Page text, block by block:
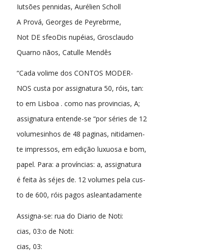
Iutsões pennidas, Aurélien Scholl
A Prová, Georges de Peyrebrme,
Not DE sfeoDis nupéias, Grosclaudo
Quarno nãos, Catulle Mendês
“Cada volime dos CONTOS MODER-
NOS custa por assignatura 50, róis, tan:
to em Lisboa . como nas provincias, A;
assignatura entende-se “por séries de 12
volumesinhos de 48 paginas, nitidamen-
te impressos, em edição luxuosa e bom,
papel. Para: a províncias: a, assignatura
é feita às séjes de. 12 volumes pela cus-
to de 600, róis pagos asleantadamente
Assigna-se: rua do Diario de Noti:
cias, 03:o de Noti:
cias, 03: